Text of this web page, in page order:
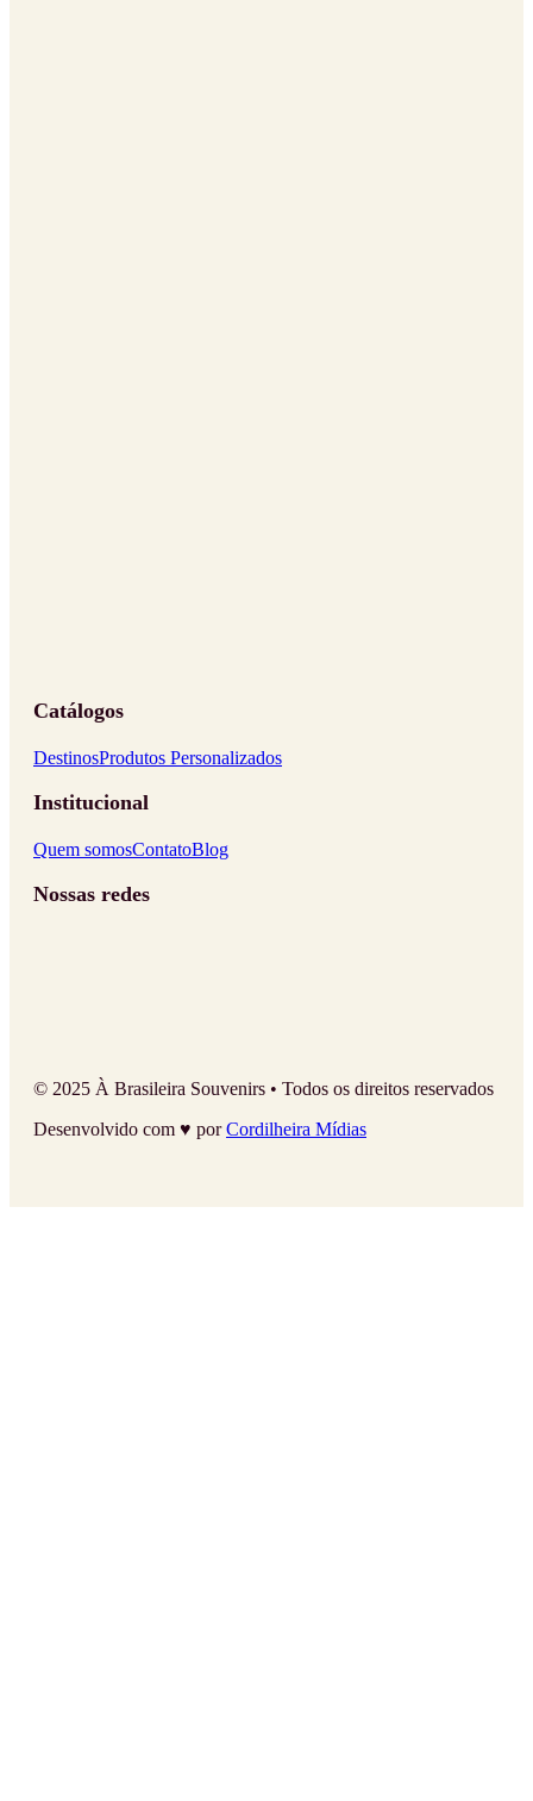
Catálogos
DestinosProdutos Personalizados
Institucional
Quem somosContatoBlog
Nossas redes
© 2025 À Brasileira Souvenirs • Todos os direitos reservados
Desenvolvido com ♥ porCordilheira Mídias